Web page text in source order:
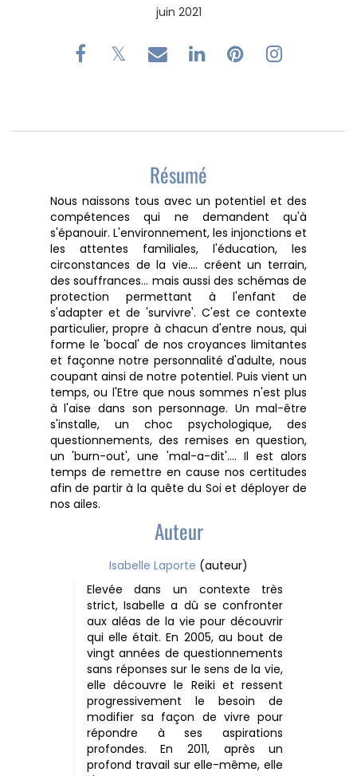
juin 2021
Résumé
Nous naissons tous avec un potentiel et des
compétences qui ne demandent qu'à
s'épanouir. L'environnement, les injonctions et
les attentes familiales, l'éducation, les
circonstances de la vie.... créent un terrain,
des souffrances... mais aussi des schémas de
protection permettant à l'enfant de
s'adapter et de 'survivre'. C'est ce contexte
particulier, propre à chacun d'entre nous, qui
forme le 'bocal' de nos croyances limitantes
et façonne notre personnalité d'adulte, nous
coupant ainsi de notre potentiel. Puis vient un
temps, ou l'Etre que nous sommes n'est plus
à l'aise dans son personnage. Un mal-être
s'installe, un choc psychologique, des
questionnements, des remises en question,
un 'burn-out', une 'mal-a-dit'.... Il est alors
temps de remettre en cause nos certitudes
afin de partir à la quête du Soi et déployer de
nos ailes.
Auteur
Isabelle Laporte (auteur)
Elevée dans un contexte très
strict, Isabelle a dû se confronter
aux aléas de la vie pour découvrir
qui elle était. En 2005, au bout de
vingt années de questionnements
sans réponses sur le sens de la vie,
elle découvre le Reiki et ressent
progressivement le besoin de
modifier sa façon de vivre pour
répondre à ses aspirations
profondes. En 2011, après un
profond travail sur elle-même, elle